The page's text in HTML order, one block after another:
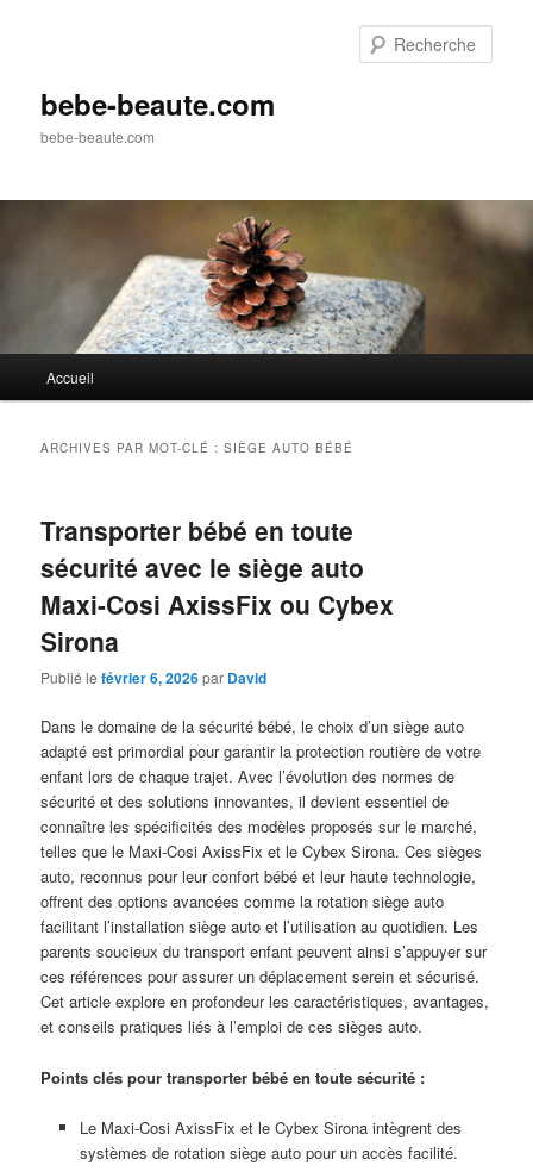
bebe-beaute.com
bebe-beaute.com
principal
Accueil
ARCHIVES PAR MOT-CLÉ :SIÈGE AUTO BÉBÉ
Transporter bébé en toute
sécurité avec le siège auto
Maxi-Cosi AxissFix ou Cybex
Sirona
Publié lefévrier 6, 2026par David
Dans le domaine de la sécurité bébé, le choix d’un siège auto
adapté est primordial pour garantir la protection routière de votre
enfant lors de chaque trajet. Avec l’évolution des normes de
sécurité et des solutions innovantes, il devient essentiel de
connaître les spécificités des modèles proposés sur le marché,
telles que le Maxi-Cosi AxissFix et le Cybex Sirona. Ces sièges
auto, reconnus pour leur confort bébé et leur haute technologie,
offrent des options avancées comme la rotation siège auto
facilitant l’installation siège auto et l’utilisation au quotidien. Les
parents soucieux du transport enfant peuvent ainsi s’appuyer sur
ces références pour assurer un déplacement serein et sécurisé.
Cet article explore en profondeur les caractéristiques, avantages,
et conseils pratiques liés à l’emploi de ces sièges auto.
Points clés pour transporter bébé en toute sécurité :
Le Maxi-Cosi AxissFix et le Cybex Sirona intègrent des
systèmes de rotation siège auto pour un accès facilité.